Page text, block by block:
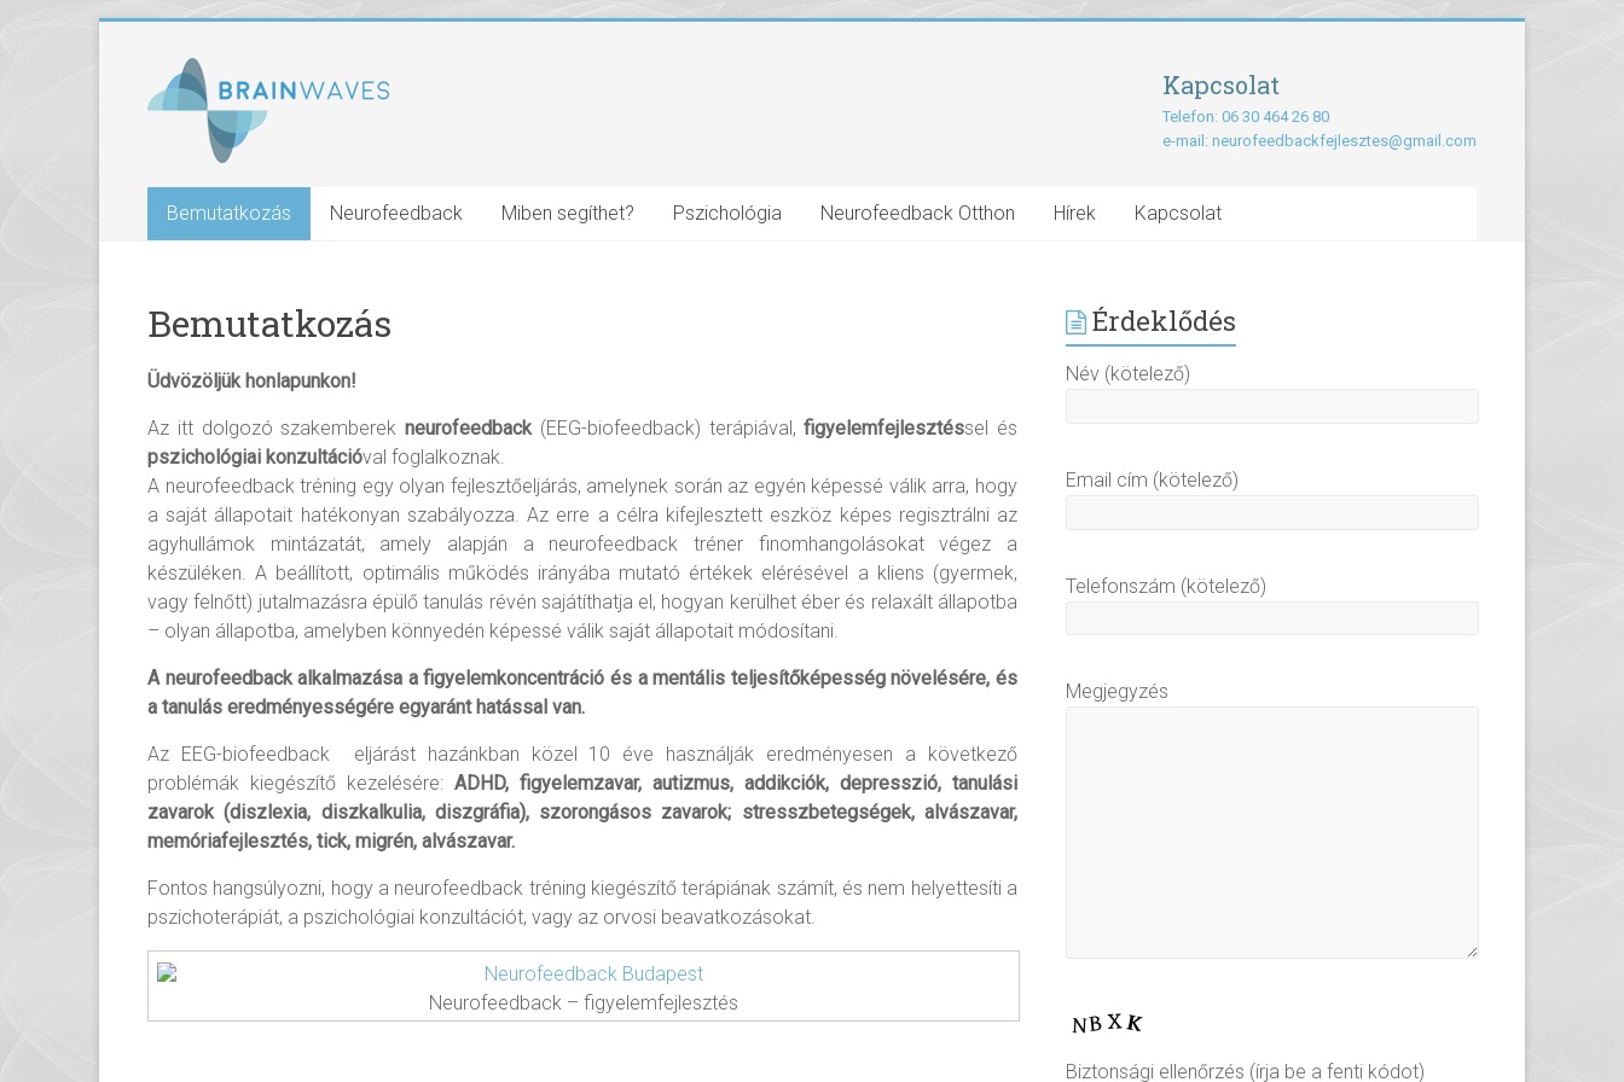
Kapcsolat
Telefon: 06 30 464 26 80
e-mail: neurofeedbackfejlesztes@gmail.com
Bemutatkozás Neurofeedback Miben segíthet? Pszichológia Neurofeedback Otthon Hírek Kapcsolat
Bemutatkozás
Üdvözöljük honlapunkon!
Az itt dolgozó szakemberek neurofeedback(EEG-biofeedback) terápiával,figyelemfejlesztéssel és
pszichológiai konzultációval foglalkoznak.
A neurofeedback tréning egy olyan fejlesztőeljárás, amelynek során az egyén képessé válik arra, hogy
a saját állapotait hatékonyan szabályozza. Az erre a célra kifejlesztett eszköz képes regisztrálni az
agyhullámok mintázatát, amely alapján a neurofeedback tréner finomhangolásokat végez a
készüléken. A beállított, optimális működés irányába mutató értékek elérésével a kliens (gyermek,
vagy felnőtt) jutalmazásra épülő tanulás révén sajátíthatja el, hogyan kerülhet éber és relaxált állapotba
– olyan állapotba, amelyben könnyedén képessé válik saját állapotait módosítani.
A neurofeedback alkalmazása a figyelemkoncentráció és a mentális teljesítőképesség növelésére, és
a tanulás eredményességére egyaránt hatással van.
Az EEG-biofeedback eljárást hazánkban közel 10 éve használják eredményesen a következő
problémák kiegészítő kezelésére: ADHD, figyelemzavar, autizmus, addikciók, depresszió, tanulási
zavarok (diszlexia, diszkalkulia, diszgráfia), szorongásos zavarok; stresszbetegségek, alvászavar,
memóriafejlesztés, tick, migrén, alvászavar.
Fontos hangsúlyozni, hogy a neurofeedback tréning kiegészítő terápiának számít, és nem helyettesíti a
pszichoterápiát, a pszichológiai konzultációt, vagy az orvosi beavatkozásokat.
Neurofeedback – figyelemfejlesztés
Érdeklődés
Név (kötelező)
Email cím (kötelező)
Telefonszám (kötelező)
Megjegyzés
Biztonsági ellenőrzés (írja be a fenti kódot)